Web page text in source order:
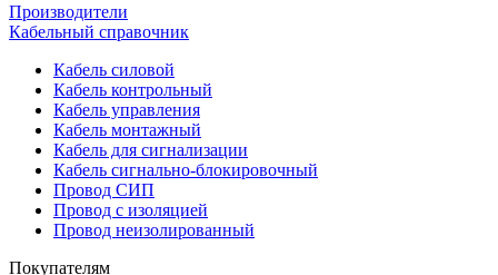
Производители
Кабельный справочник
Кабель силовой
Кабель контрольный
Кабель управления
Кабель монтажный
Кабель для сигнализации
Кабель сигнально-блокировочный
Провод СИП
Провод с изоляцией
Провод неизолированный
Покупателям